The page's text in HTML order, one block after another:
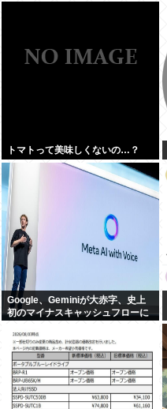
性〉物価高で変わった当たり前の
トマトって美味しくないの…？
Google、Geminiが大赤字、史上
初のマイナスキャッシュフローに